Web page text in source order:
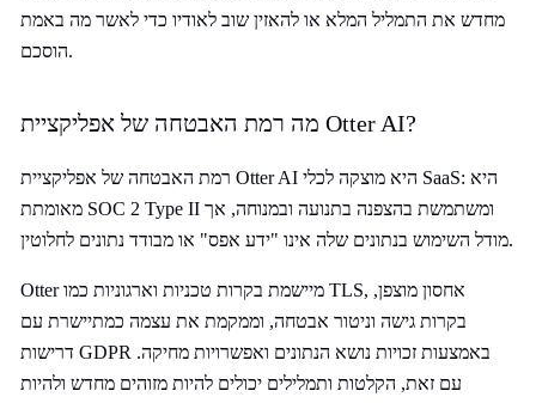
מחדש את התמליל המלא או להאזין שוב לאודיו כדי לאשר מה באמת
הוסכם.
מה רמת האבטחה של אפליקציית Otter AI?
רמת האבטחה של אפליקציית Otter AI היא מוצקה לכלי SaaS: היא
מאומתת SOC 2 Type II ומשתמשת בהצפנה בתנועה ובמנוחה, אך
מודל השימוש בנתונים שלה אינו "ידע אפס" או מבודד נתונים לחלוטין.
Otter מיישמת בקרות טכניות וארגוניות כמו TLS, אחסון מוצפן,
בקרות גישה וניטור אבטחה, וממקמת את עצמה כמתיישרת עם
דרישות GDPR באמצעות זכויות נושא הנתונים ואפשרויות מחיקה.
עם זאת, הקלטות ותמלילים יכולים להיות מזוהים מחדש ולהיות